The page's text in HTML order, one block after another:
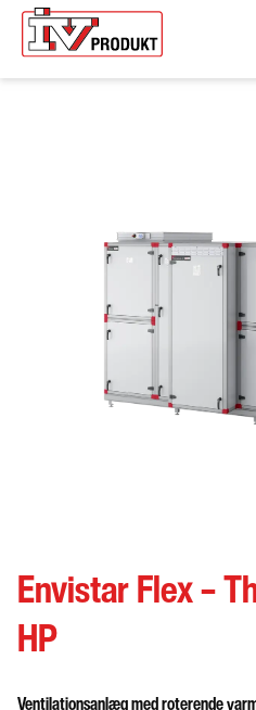
Change
Envistar Flex –
HP
Ventilationsanlæg med roterende